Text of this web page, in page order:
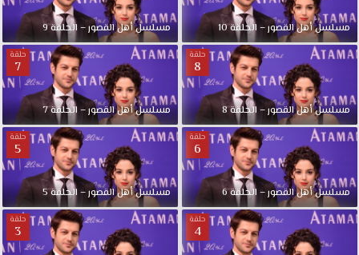
مسلسل أهل القصور – الحلقة 10 مسلسل أهل القصور – الحلقة 9
حلقة
8
مسلسل أهل القصور – الحلقة 8
حلقة
7
مسلسل أهل القصور – الحلقة 7
حلقة
6
مسلسل أهل القصور – الحلقة 6
حلقة
5
مسلسل أهل القصور – الحلقة 5
حلقة
4
حلقة
3